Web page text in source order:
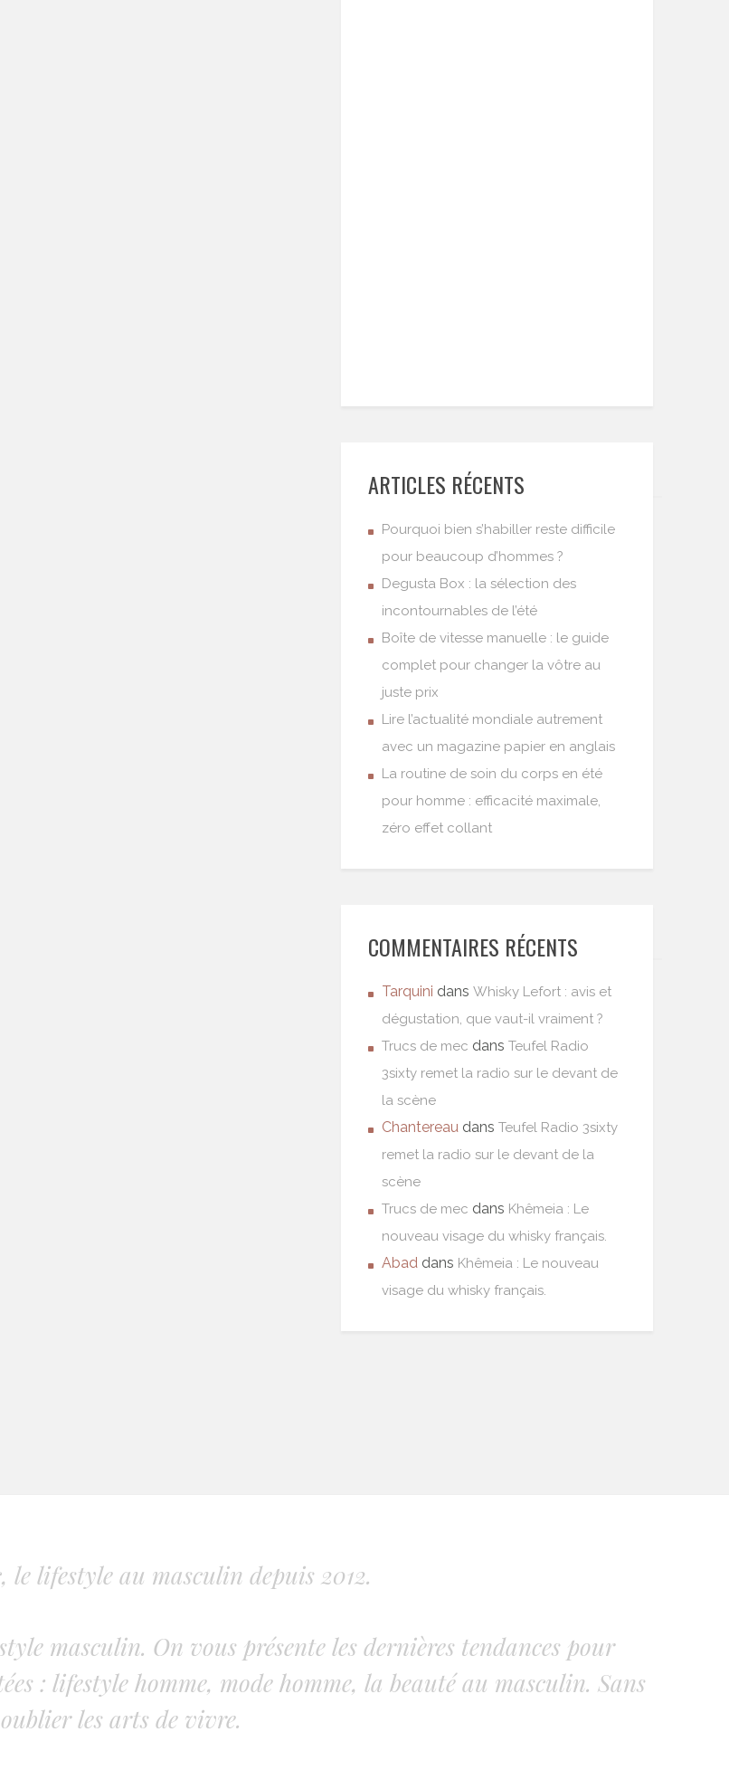
ARTICLES RÉCENTS
Pourquoi bien s’habiller reste difficile
pour beaucoup d’hommes ?
Degusta Box : la sélection des
incontournables de l’été
Boîte de vitesse manuelle : le guide
complet pour changer la vôtre au
juste prix
Lire l’actualité mondiale autrement
avec un magazine papier en anglais
La routine de soin du corps en été
pour homme : efficacité maximale,
zéro effet collant
COMMENTAIRES RÉCENTS
Tarquini dans Whisky Lefort : avis et
dégustation, que vaut-il vraiment ?
Trucs de mec dans Teufel Radio
3sixty remet la radio sur le devant de
la scène
Chantereau dans Teufel Radio 3sixty
remet la radio sur le devant de la
scène
Trucs de mec dans Khêmeia : Le
nouveau visage du whisky français.
Abad dans Khêmeia : Le nouveau
visage du whisky français.
le lifestyle au masculin depuis 2012.
masculin. On vous présente les dernières tendances pour
: lifestyle homme, mode homme, la beauté au masculin. Sans
oublier les arts de vivre.